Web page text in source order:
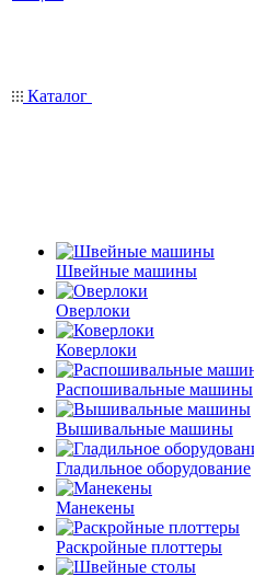
Каталог
Швейные машины
Оверлоки
Коверлоки
Распошивальные машины
Вышивальные машины
Гладильное оборудование
Манекены
Раскройные плоттеры